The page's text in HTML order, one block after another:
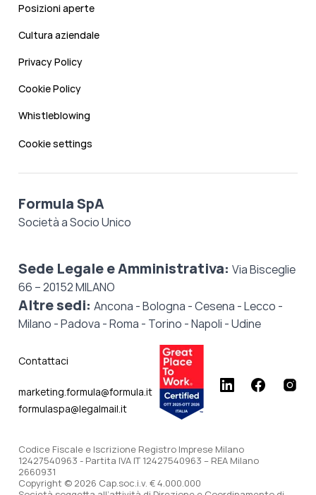
Posizioni aperte
Cultura aziendale
Privacy Policy
Cookie Policy
Whistleblowing
Cookie settings
Formula SpA
Società a Socio Unico
Sede Legale e Amministrativa: Via Bisceglie
66 – 20152 MILANO
Altre sedi: Ancona - Bologna - Cesena - Lecco -
Milano - Padova - Roma - Torino - Napoli - Udine
Contattaci
marketing.formula@formula.it
formulaspa@legalmail.it
Codice Fiscale e Iscrizione Registro Imprese Milano
12427540963 - Partita IVA IT 12427540963 – REA Milano
2660931
Copyright © 2026 Cap.soc.i.v. € 4.000.000